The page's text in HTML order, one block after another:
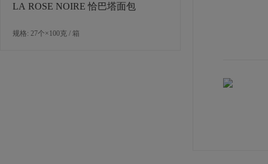
LA ROSE NOIRE 恰巴塔面包
规格: 27个×100克 / 箱